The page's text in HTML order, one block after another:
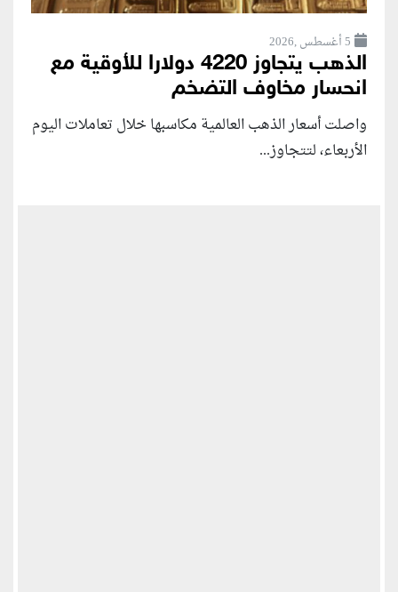
5 أغسطس ,2026
الذهب يتجاوز 4220 دولارا للأوقية مع
انحسار مخاوف التضخم
واصلت أسعار الذهب العالمية مكاسبها خلال تعاملات اليوم
الأربعاء، لتتجاوز...